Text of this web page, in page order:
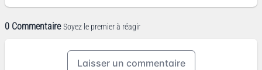
0 Commentaire Soyez le premier à réagir
Laisser un commentaire